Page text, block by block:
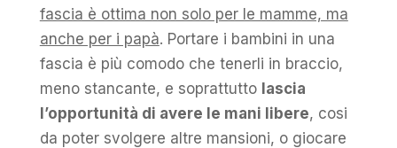
fascia è ottima non solo per le mamme, ma
anche per i papà. Portare i bambini in una
fascia è più comodo che tenerli in braccio,
meno stancante, e soprattutto lascia
l’opportunità di avere le mani libere, cosi
da poter svolgere altre mansioni, o giocare